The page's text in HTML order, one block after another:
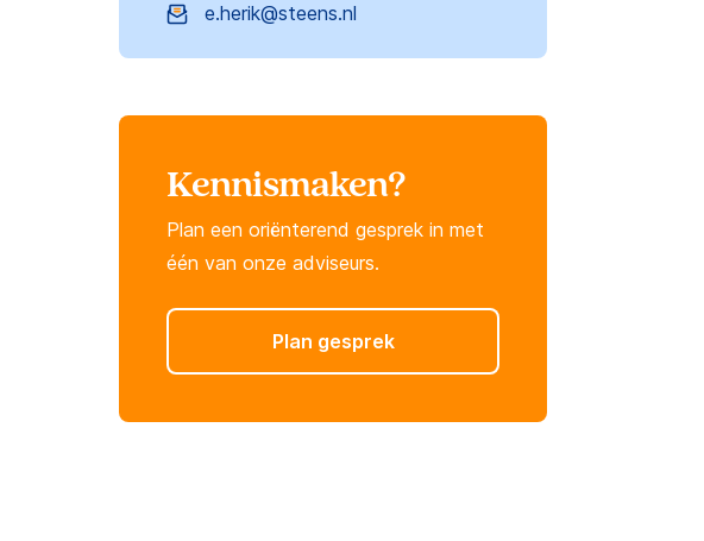
e.herik@steens.nl
Kennismaken?
Plan een oriënterend gesprek in met
één van onze adviseurs.
Plan gesprek